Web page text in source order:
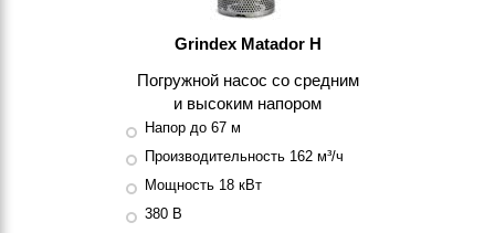
Grindex Matador H
Погружной насос со средним
и высоким напором
Напор до 67 м
Производительность 162 м³/ч
Мощность 18 кВт
380 В